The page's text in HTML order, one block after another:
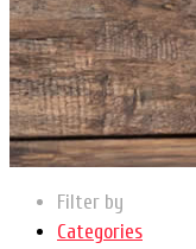
Filter by
Categories